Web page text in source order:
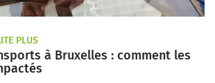
PLUS
à Bruxelles : comment les